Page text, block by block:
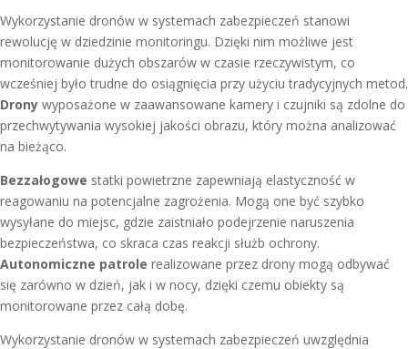
Wykorzystanie dronów w systemach zabezpieczeń stanowi
rewolucję w dziedzinie monitoringu. Dzięki nim możliwe jest
monitorowanie dużych obszarów w czasie rzeczywistym, co
wcześniej było trudne do osiągnięcia przy użyciu tradycyjnych metod.
Drony wyposażone w zaawansowane kamery i czujniki są zdolne do
przechwytywania wysokiej jakości obrazu, który można analizować
na bieżąco.
Bezzałogowe statki powietrzne zapewniają elastyczność w
reagowaniu na potencjalne zagrożenia. Mogą one być szybko
wysyłane do miejsc, gdzie zaistniało podejrzenie naruszenia
bezpieczeństwa, co skraca czas reakcji służb ochrony.
Autonomiczne patrole realizowane przez drony mogą odbywać
się zarówno w dzień, jak i w nocy, dzięki czemu obiekty są
monitorowane przez całą dobę.
Wykorzystanie dronów w systemach zabezpieczeń uwzględnia